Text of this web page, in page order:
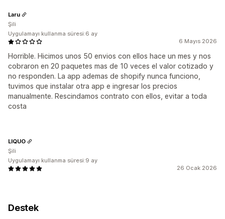
6 Mayıs 2026
Horrible. Hicimos unos 50 envios con ellos hace un mes y nos
cobraron en 20 paquetes mas de 10 veces el valor cotizado y
no responden. La app ademas de shopify nunca funciono,
tuvimos que instalar otra app e ingresar los precios
manualmente. Rescindamos contrato con ellos, evitar a toda
costa
Laru
Şili
Uygulamayı kullanma süresi:6 ay
26 Ocak 2026
LIQUO
Şili
Uygulamayı kullanma süresi:9 ay
Destek